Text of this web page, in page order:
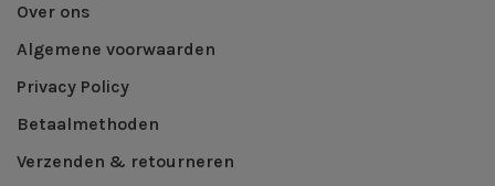
Over ons
Algemene voorwaarden
Privacy Policy
Betaalmethoden
Verzenden & retourneren